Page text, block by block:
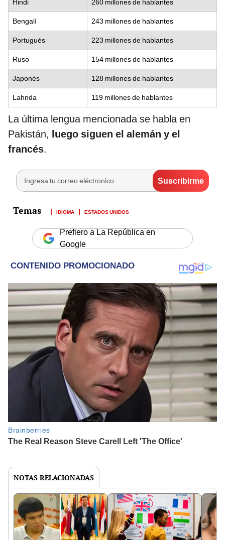
Hindi 260 millones de hablantes
Bengalí 243 millones de hablantes
Portugués 223 millones de hablantes
Ruso 154 millones de hablantes
Japonés 128 millones de hablantes
Lahnda 119 millones de hablantes
La última lengua mencionada se habla en
Pakistán, luego siguen el alemán y el
francés.
IDIOMA ESTADOS UNIDOS
Prefiero a La República en
Google
NOTAS RELACIONADAS